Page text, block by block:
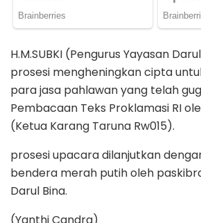
H.M.SUBKI (Pengurus Yayasan
prosesi mengheningkan cipta
para jasa pahlawan yang telah
Pembacaan Teks Proklamasi RI
(Ketua Karang Taruna Rw015).
prosesi upacara dilanjutkan
bendera merah putih oleh
Darul Bina.
(Yanthi Candra)